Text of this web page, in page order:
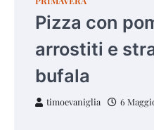
Pizza con
arrostiti e
bufala
timoevaniglia 6